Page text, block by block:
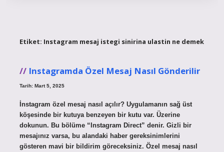
Etiket: Instagram mesaj istegi sinirina ulastin ne demek
Instagramda Özel Mesaj Nasıl Gönderilir
Tarih: Mart 5, 2025
İnstagram özel mesaj nasıl açılır? Uygulamanın sağ üst
köşesinde bir kutuya benzeyen bir kutu var. Üzerine
dokunun. Bu bölüme “Instagram Direct” denir. Gizli bir
mesajınız varsa, bu alandaki haber gereksinimlerini
gösteren mavi bir bildirim göreceksiniz. Özel mesaj nasıl